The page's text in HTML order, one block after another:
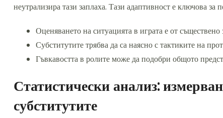
неутрализира тази заплаха. Тази адаптивност е ключова
Оценяването на ситуацията в играта е от
Субститутите трябва да са наясно с тактиките на
Гъвкавостта в ролите може да подобри общото
Статистически анализ:
субститутите